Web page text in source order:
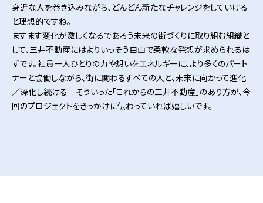
身近な人を巻き込みながら、どんどん新たなチャレンジをしていける
と理想的ですね。
ますます変化が激しくなるであろう未来の街づくりに取り組む組織と
して、三井不動産にはよりいっそう自由で柔軟な発想が求められるは
ずです。社員一人ひとりの力や想いをエネルギーに、より多くのパート
ナーと協働しながら、街に関わるすべての人と、未来に向かって進化
／深化し続ける─そういった「これからの三井不動産」のあり方が、今
回のプロジェクトをきっかけに伝わっていれば嬉しいです。